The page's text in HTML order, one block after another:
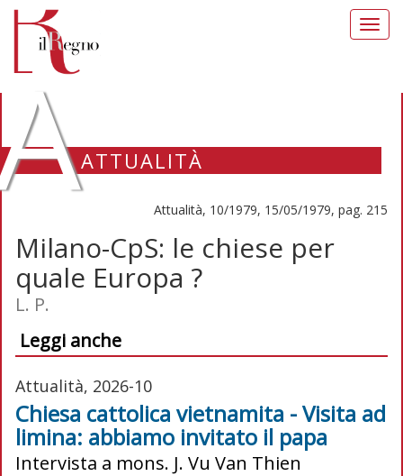
ATTUALITÀ
Attualità, 10/1979, 15/05/1979, pag. 215
Milano-CpS: le chiese per
quale Europa ?
L. P.
Leggi anche
Attualità, 2026-10
Chiesa cattolica vietnamita - Visita ad
limina: abbiamo invitato il papa
Intervista a mons. J. Vu Van Thien